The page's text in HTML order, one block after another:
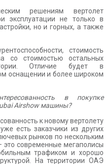
решениям вертолет
эксплуатации не только в
но и горных, а также
стоимость
со стоимостью остальных
Отличие будет в
оснащении и более широком
в покупке
Airshow машины?
к новому вертолету
есть заказчики из других
рынков по нескольким
современные мегаполисы
трафиком и хорошо
На территории ОАЭ